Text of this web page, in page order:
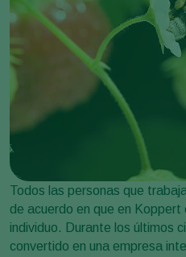
Todos las personas que
de acuerdo en que en Koppert
individuo. Durante los últimos
convertido en una empresa